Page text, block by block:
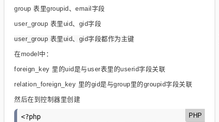
group 表里groupid、email字段
user_group 表里uid、gid字段
user_group 表里uid、gid字段都作为主键
在model中：
foreign_key 里的uid是与user表里的userid字段关联
relation_foreign_key 里的gid是与group里的groupid字段关联
然后在到控制器里创建
PHP
<?php